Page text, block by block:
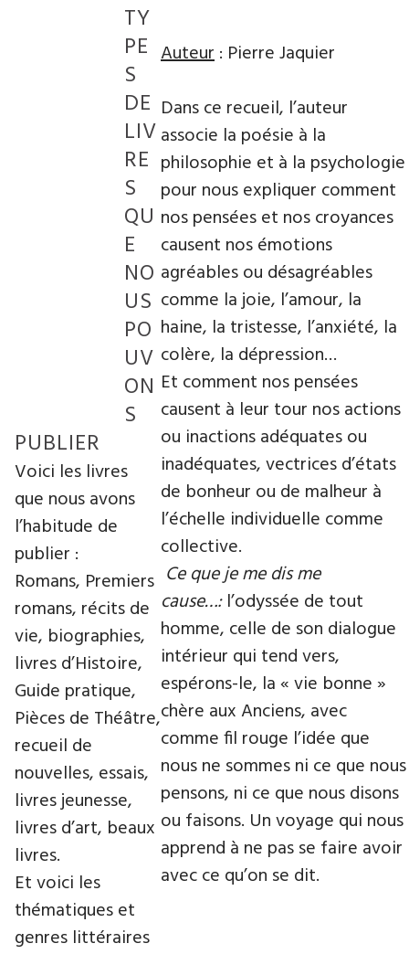
Auteur: Pierre Jaquier
Dans ce recueil, l’auteur
associe la poésie à la
philosophie et à la psychologie
pour nous expliquer comment
nos pensées et nos croyances
causent nos émotions
agréables ou désagréables
comme la joie, l’amour, la
haine, la tristesse, l’anxiété, la
colère, la dépression…
Et comment nos pensées
causent à leur tour nos actions
ou inactions adéquates ou
inadéquates, vectrices d’états
de bonheur ou de malheur à
l’échelle individuelle comme
collective.
Ce que je me dis me
cause…:l’odyssée de tout
homme, celle de son dialogue
intérieur qui tend vers,
espérons-le, la « vie bonne »
chère aux Anciens, avec
comme fil rouge l’idée que
nous ne sommes ni ce que nous
pensons, ni ce que nous disons
ou faisons. Un voyage qui nous
apprend à ne pas se faire avoir
avec ce qu’on se dit.
TY
PE
S
DE
LIV
RE
S
QU
E
NO
US
PO
UV
ON
S
PUBLIER
Voici les livres
que nous avons
l’habitude de
publier :
Romans, Premiers
romans, récits de
vie, biographies,
livres d’Histoire,
Guide pratique,
Pièces de Théâtre,
recueil de
nouvelles, essais,
livres jeunesse,
livres d’art, beaux
livres.
Et voici les
thématiques et
genres littéraires